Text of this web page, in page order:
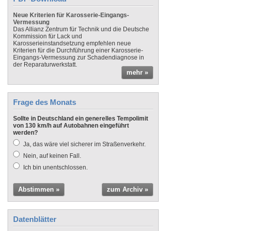
Neue Kriterien für Karosserie-Eingangs-
Vermessung
Das Allianz Zentrum für Technik und die Deutsche
Kommission für Lack und
Karosserieinstandsetzung empfehlen neue
Kriterien für die Durchführung einer Karosserie-
Eingangs-Vermessung zur Schadendiagnose in
der Reparaturwerkstatt.
mehr »
Frage des Monats
Sollte in Deutschland ein generelles Tempolimit
von 130 km/h auf Autobahnen eingeführt
werden?
Ja, das wäre viel sicherer im Straßenverkehr.
Nein, auf keinen Fall.
Ich bin unentschlossen.
Abstimmen » zum Archiv »
Datenblätter